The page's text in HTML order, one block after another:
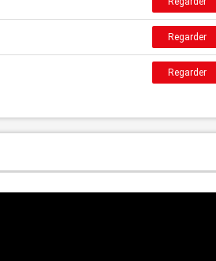
Regarder
Regarder